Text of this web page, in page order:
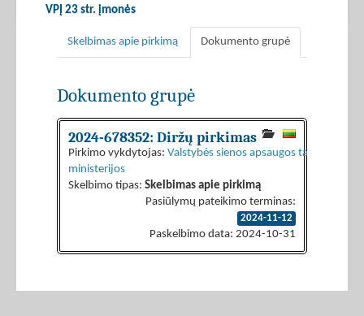
VPĮ 23 str. įmonės
Skelbimas apie pirkimą Dokumento grupė
Dokumento grupė
2024-678352: Diržų pirkimas
Pirkimo vykdytojas: Valstybės sienos apsaugos tarnyba prie
ministerijos
Skelbimo tipas: Skelbimas apie pirkimą
Pasiūlymų pateikimo terminas:
2024-11-12
Paskelbimo data: 2024-10-31